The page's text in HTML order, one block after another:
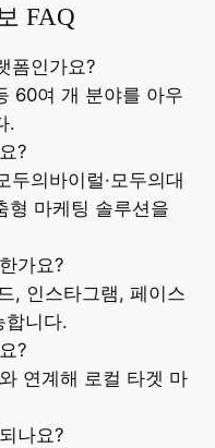
FAQ
폼인가요?
60여 개 분야를 아우
.
?
두의바이럴·모두의대
형 마케팅 솔루션을
가요?
, 인스타그램, 페이스
합니다.
?
연계해 로컬 타겟 마
나요?